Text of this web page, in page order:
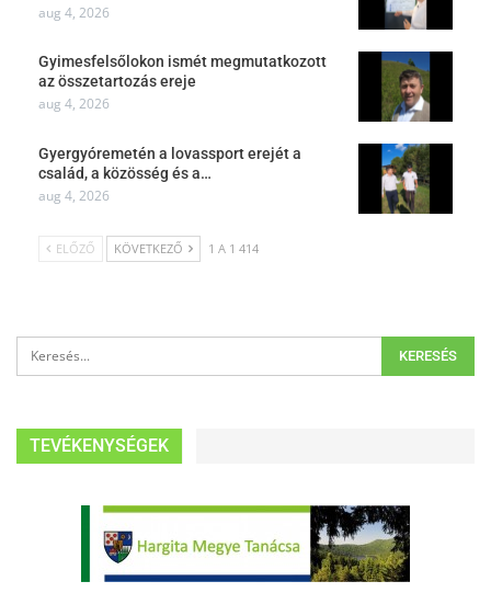
aug 4, 2026
Gyimesfelsőlokon ismét megmutatkozott
az összetartozás ereje
aug 4, 2026
Gyergyóremetén a lovassport erejét a
család, a közösség és a…
aug 4, 2026
ELŐZŐ KÖVETKEZŐ 1 A 1 414
TEVÉKENYSÉGEK